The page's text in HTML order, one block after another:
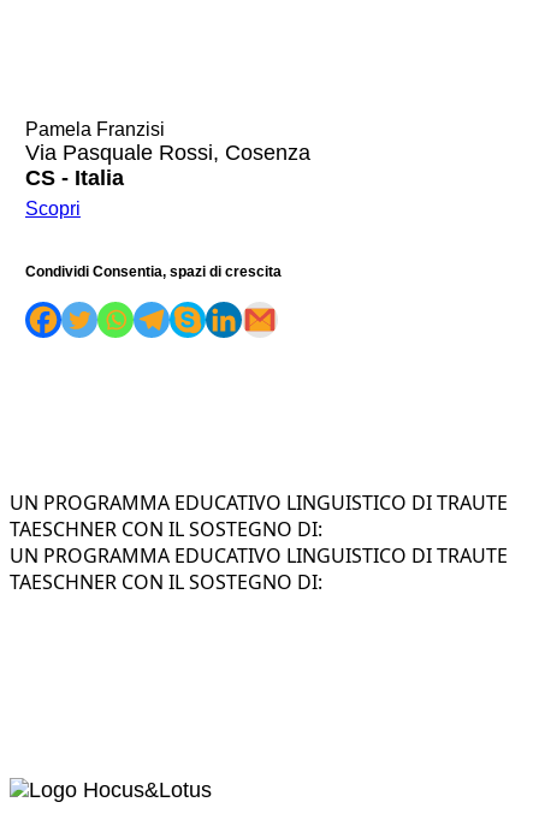
Pamela Franzisi
Via Pasquale Rossi, Cosenza
CS - Italia
Scopri
Condividi Consentia, spazi di crescita
UN PROGRAMMA EDUCATIVO LINGUISTICO DI TRAUTE
TAESCHNER CON IL SOSTEGNO DI:
UN PROGRAMMA EDUCATIVO LINGUISTICO DI TRAUTE
TAESCHNER CON IL SOSTEGNO DI: